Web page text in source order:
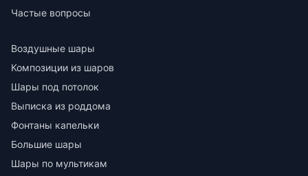
Частые вопросы
Воздушные шары
Композиции из шаров
Шары под потолок
Выписка из роддома
Фонтаны капельки
Большие шары
Шары по мультикам